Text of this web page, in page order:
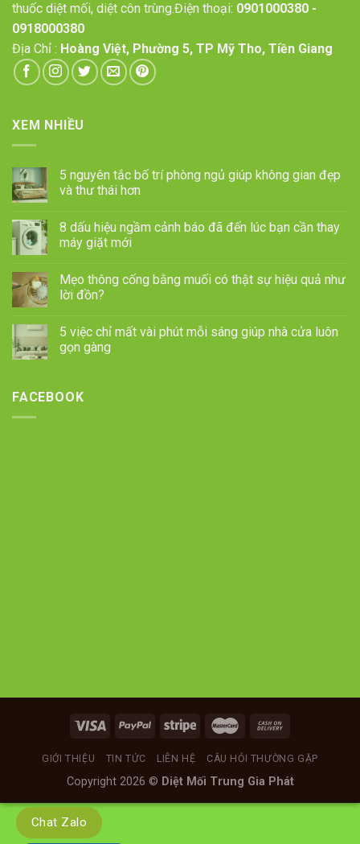
thuốc diệt mối, diệt côn trùng.Điện thoại: 0901000380 -
0918000380
Địa Chỉ : Hoàng Việt, Phường 5, TP Mỹ Tho, Tiền Giang
XEM NHIỀU
5 nguyên tắc bố trí phòng ngủ giúp không gian đẹp
và thư thái hơn
8 dấu hiệu ngầm cảnh báo đã đến lúc bạn cần thay
máy giặt mới
Mẹo thông cống bằng muối có thật sự hiệu quả như
lời đồn?
5 việc chỉ mất vài phút mỗi sáng giúp nhà cửa luôn
gọn gàng
FACEBOOK
GIỚI THIỆU TIN TỨC LIÊN HỆ CÂU HỎI THƯỜNG GẶP
Copyright 2026 © Diệt Mối Trung Gia Phát
Chat Zalo